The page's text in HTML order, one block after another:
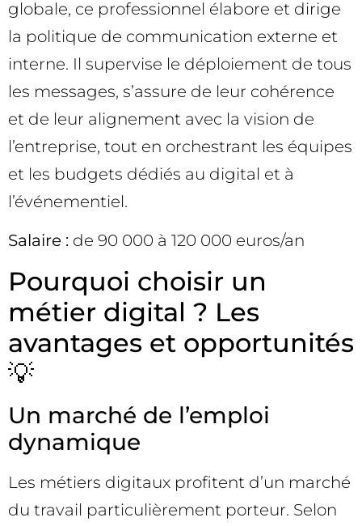
globale, ce professionnel élabore et dirige
la politique de communication externe et
interne. Il supervise le déploiement de tous
les messages, s’assure de leur cohérence
et de leur alignement avec la vision de
l’entreprise, tout en orchestrant les équipes
et les budgets dédiés au digital et à
l’événementiel.
Salaire : de 90 000 à 120 000 euros/an
Pourquoi choisir un
métier digital ? Les
avantages et opportunités
💡
Un marché de l’emploi
dynamique
Les métiers digitaux profitent d’un marché
du travail particulièrement porteur. Selon